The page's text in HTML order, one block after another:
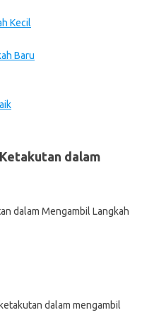
Kecil
Baru
dalam
dalam mengambil